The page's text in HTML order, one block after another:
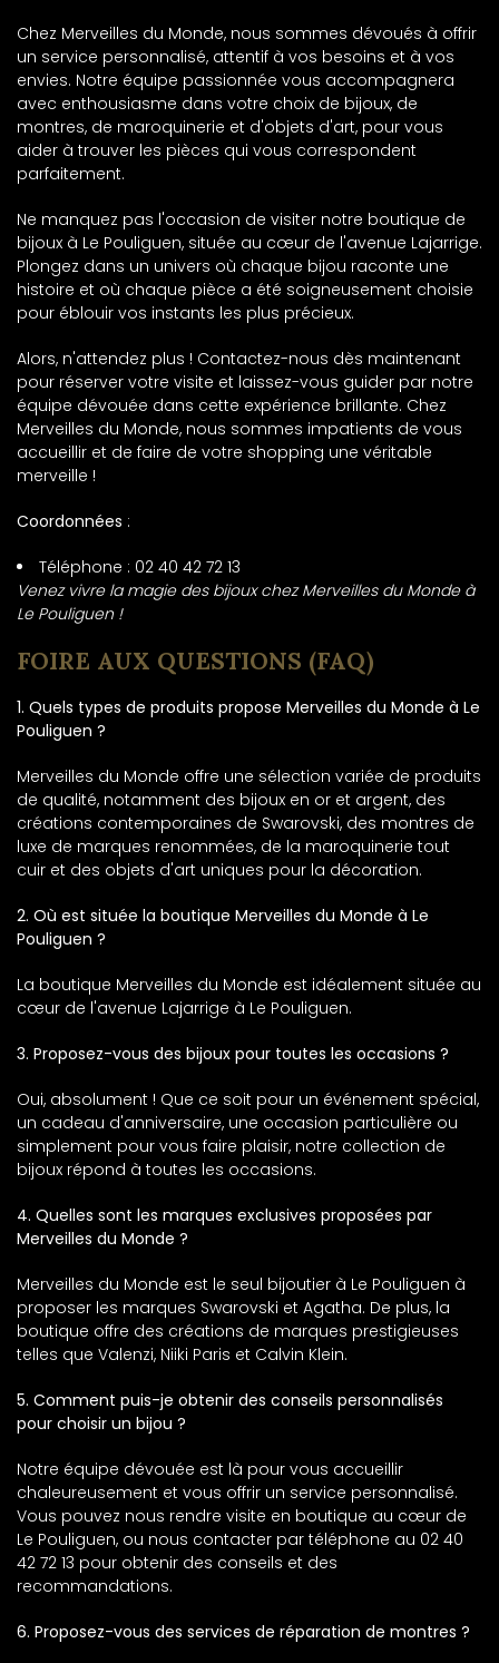
Chez Merveilles du Monde, nous sommes dévoués à offrir
un service personnalisé, attentif à vos besoins et à vos
envies. Notre équipe passionnée vous accompagnera
avec enthousiasme dans votre choix de bijoux, de
montres, de maroquinerie et d'objets d'art, pour vous
aider à trouver les pièces qui vous correspondent
parfaitement.
Ne manquez pas l'occasion de visiter notre boutique de
bijoux à Le Pouliguen, située au cœur de l'avenue Lajarrige.
Plongez dans un univers où chaque bijou raconte une
histoire et où chaque pièce a été soigneusement choisie
pour éblouir vos instants les plus précieux.
Alors, n'attendez plus ! Contactez-nous dès maintenant
pour réserver votre visite et laissez-vous guider par notre
équipe dévouée dans cette expérience brillante. Chez
Merveilles du Monde, nous sommes impatients de vous
accueillir et de faire de votre shopping une véritable
merveille !
Coordonnées :
Téléphone : 02 40 42 72 13
Venez vivre la magie des bijoux chez Merveilles du Monde à
Le Pouliguen !
FOIRE AUX QUESTIONS (FAQ)
1. Quels types de produits propose Merveilles du Monde à Le
Pouliguen ?
Merveilles du Monde offre une sélection variée de produits
de qualité, notamment des bijoux en or et argent, des
créations contemporaines de Swarovski, des montres de
luxe de marques renommées, de la maroquinerie tout
cuir et des objets d'art uniques pour la décoration.
2. Où est située la boutique Merveilles du Monde à Le
Pouliguen ?
La boutique Merveilles du Monde est idéalement située au
cœur de l'avenue Lajarrige à Le Pouliguen.
3. Proposez-vous des bijoux pour toutes les occasions ?
Oui, absolument ! Que ce soit pour un événement spécial,
un cadeau d'anniversaire, une occasion particulière ou
simplement pour vous faire plaisir, notre collection de
bijoux répond à toutes les occasions.
4. Quelles sont les marques exclusives proposées par
Merveilles du Monde ?
Merveilles du Monde est le seul bijoutier à Le Pouliguen à
proposer les marques Swarovski et Agatha. De plus, la
boutique offre des créations de marques prestigieuses
telles que Valenzi, Niiki Paris et Calvin Klein.
5. Comment puis-je obtenir des conseils personnalisés
pour choisir un bijou ?
Notre équipe dévouée est là pour vous accueillir
chaleureusement et vous offrir un service personnalisé.
Vous pouvez nous rendre visite en boutique au cœur de
Le Pouliguen, ou nous contacter par téléphone au 02 40
42 72 13 pour obtenir des conseils et des
recommandations.
6. Proposez-vous des services de réparation de montres ?